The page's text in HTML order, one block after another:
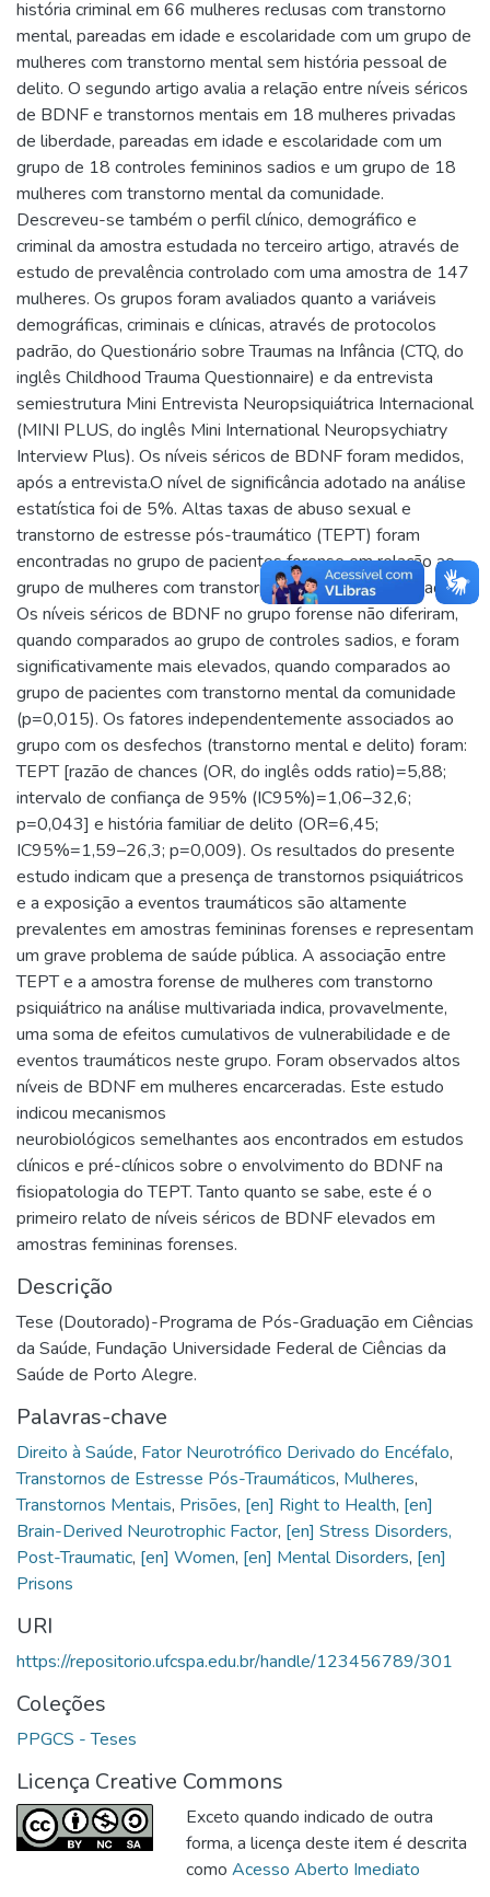
história criminal em 66 mulheres reclusas com transtorno
mental, pareadas em idade e escolaridade com um grupo de
mulheres com transtorno mental sem história pessoal de
delito. O segundo artigo avalia a relação entre níveis séricos
de BDNF e transtornos mentais em 18 mulheres privadas
de liberdade, pareadas em idade e escolaridade com um
grupo de 18 controles femininos sadios e um grupo de 18
mulheres com transtorno mental da comunidade.
Descreveu-se também o perfil clínico, demográfico e
criminal da amostra estudada no terceiro artigo, através de
estudo de prevalência controlado com uma amostra de 147
mulheres. Os grupos foram avaliados quanto a variáveis
demográficas, criminais e clínicas, através de protocolos
padrão, do Questionário sobre Traumas na Infância (CTQ, do
inglês Childhood Trauma Questionnaire) e da entrevista
semiestrutura Mini Entrevista Neuropsiquiátrica Internacional
(MINI PLUS, do inglês Mini International Neuropsychiatry
Interview Plus). Os níveis séricos de BDNF foram medidos,
após a entrevista.O nível de significância adotado na análise
estatística foi de 5%. Altas taxas de abuso sexual e
transtorno de estresse pós-traumático (TEPT) foram
encontradas no grupo de pacientes forense em relação ao
grupo de mulheres com transtorno mental da comunidade.
Os níveis séricos de BDNF no grupo forense não diferiram,
quando comparados ao grupo de controles sadios, e foram
significativamente mais elevados, quando comparados ao
grupo de pacientes com transtorno mental da comunidade
(p=0,015). Os fatores independentemente associados ao
grupo com os desfechos (transtorno mental e delito) foram:
TEPT [razão de chances (OR, do inglês odds ratio)=5,88;
intervalo de confiança de 95% (IC95%)=1,06–32,6;
p=0,043] e história familiar de delito (OR=6,45;
IC95%=1,59–26,3; p=0,009). Os resultados do presente
estudo indicam que a presença de transtornos psiquiátricos
e a exposição a eventos traumáticos são altamente
prevalentes em amostras femininas forenses e representam
um grave problema de saúde pública. A associação entre
TEPT e a amostra forense de mulheres com transtorno
psiquiátrico na análise multivariada indica, provavelmente,
uma soma de efeitos cumulativos de vulnerabilidade e de
eventos traumáticos neste grupo. Foram observados altos
níveis de BDNF em mulheres encarceradas. Este estudo
indicou mecanismos
neurobiológicos semelhantes aos encontrados em estudos
clínicos e pré-clínicos sobre o envolvimento do BDNF na
fisiopatologia do TEPT. Tanto quanto se sabe, este é o
primeiro relato de níveis séricos de BDNF elevados em
amostras femininas forenses.
Descrição
Tese (Doutorado)-Programa de Pós-Graduação em Ciências
da Saúde, Fundação Universidade Federal de Ciências da
Saúde de Porto Alegre.
Palavras-chave
Direito à Saúde, Fator Neurotrófico Derivado do Encéfalo,
Transtornos de Estresse Pós-Traumáticos, Mulheres,
Transtornos Mentais, Prisões, [en] Right to Health, [en]
Brain-Derived Neurotrophic Factor, [en] Stress Disorders,
Post-Traumatic, [en] Women, [en] Mental Disorders, [en]
Prisons
URI
https://repositorio.ufcspa.edu.br/handle/123456789/301
Coleções
PPGCS - Teses
Licença Creative Commons
Exceto quando indicado de outra
forma, a licença deste item é descrita
como Acesso Aberto Imediato